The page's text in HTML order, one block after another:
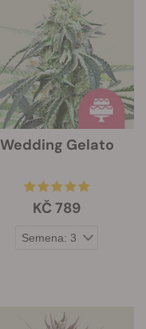
Wedding Gelato
KČ 789